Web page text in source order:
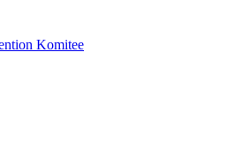
Komitee